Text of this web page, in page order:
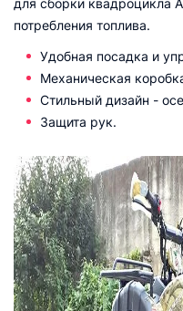
для сборки квадроцикла
потребления топлива.
Удобная посадка и
Механическая
Стильный дизайн -
Защита рук.